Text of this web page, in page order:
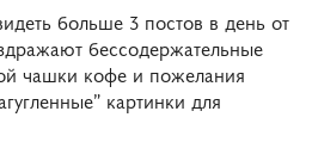
больше 3 постов в день от
бессодержательные
чашки кофе и пожелания
картинки для